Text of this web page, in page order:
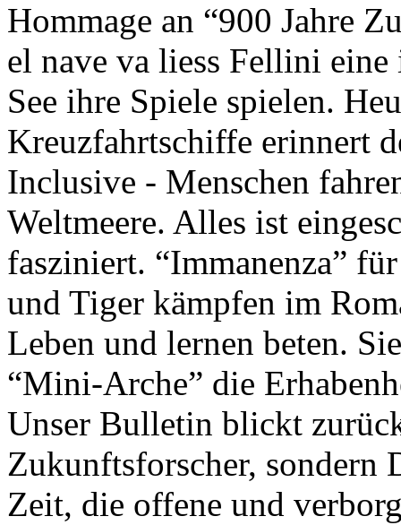
Hommage an “900 Jahre
el nave va liess Fellini
See ihre Spiele spielen.
Kreuzfahrtschiffe erinnert
Inclusive - Menschen
Weltmeere. Alles ist
fasziniert. “Immanenza”
und Tiger kämpfen im
Leben und lernen beten.
“Mini-Arche” die
Unser Bulletin blickt
Zukunftsforscher, sondern
Zeit, die offene und